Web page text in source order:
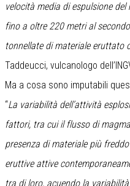
velocità media di espulsione
fino a oltre 220 metri al
tonnellate di materiale eruttato
Taddeucci, vulcanologo
Ma a cosa sono imputabili
“La variabilità dell’attività
fattori, tra cui il flusso di
presenza di materiale più
eruttive attive
tra di loro, acuendo la